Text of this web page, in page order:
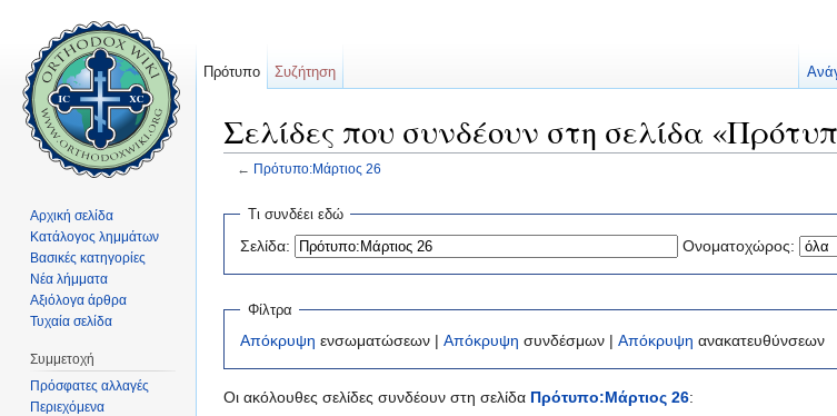
Σελίδες που συνδέουν στη σελίδα
← Πρότυπο:Μάρτιος 26
Τι συνδέει εδώ
Σελίδα: Ονοματοχώρος:
Φίλτρα
Απόκρυψη ενσωματώσεων | Απόκρυψη συνδέσμων | Απόκρυψη ανακατευθύνσεων
Οι ακόλουθες σελίδες συνδέουν στη σελίδα Πρότυπο:Μάρτιος 26:
Πρότυπο Συζήτηση
Αρχική σελίδα
Κατάλογος λημμάτων
Βασικές κατηγορίες
Νέα λήμματα
Αξιόλογα άρθρα
Τυχαία σελίδα
Συμμετοχή
Πρόσφατες αλλαγές
Περιεχόμενα